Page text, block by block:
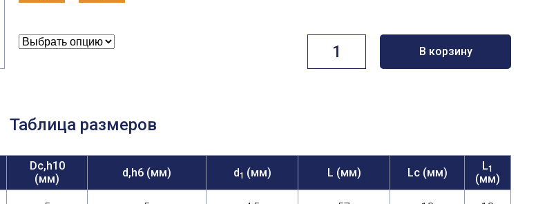
товара
Стандартная
В корзину
Таблица размеров
Dc,h10
(мм)
d,h6 (мм) d1 (мм) L (мм) Lc (мм)
L1
(мм)